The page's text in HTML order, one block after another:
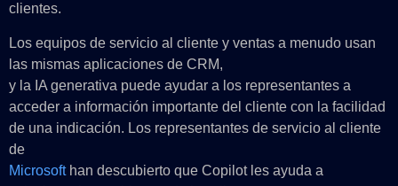
clientes.
Los equipos de servicio al cliente y ventas a menudo usan
las mismas aplicaciones de CRM,
y la IA generativa puede ayudar a los representantes a
acceder a información importante del cliente con la facilidad
de una indicación. Los representantes de servicio al cliente
de
Microsofthan descubierto que Copilot les ayuda a